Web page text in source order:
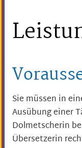
Sie müssen in
Ausübung einer
Dolmetscherin
Übersetzerin